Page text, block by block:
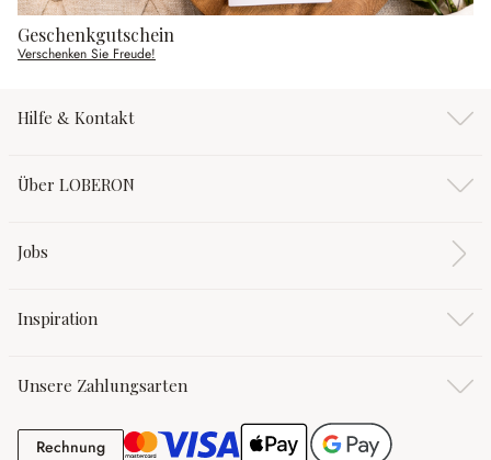
Geschenkgutschein
Verschenken Sie Freude!
Hilfe & Kontakt
Über LOBERON
Jobs
Inspiration
Unsere Zahlungsarten
RechnungRechnung